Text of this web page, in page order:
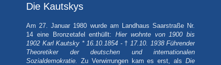
Die Kautskys
Am 27. Januar 1980 wurde am Landhaus Saarstraße Nr.
14 eine Bronzetafel enthüllt: Hier wohnte von 1900 bis
1902 Karl Kautsky * 16.10.1854 -† 17.10. 1938 Führender
Theoretiker der deutschen und internationalen
Sozialdemokratie.
Zu Verwirrungen kam es erst, als Die